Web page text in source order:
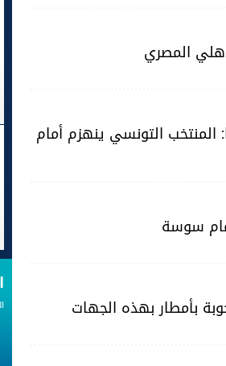
المصري
كرة اليد تحت 18 عاما: المنتخب التونسي ينهزم أمام
سوسة
بأمطار بهذه الجهات